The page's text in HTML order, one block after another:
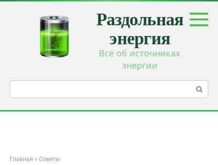
Перейти
Раздольная
энергия
Всё об источниках
энергии
Главная » Советы